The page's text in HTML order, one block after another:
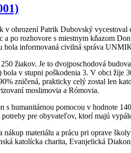
v ohrození Patrik Dubovský
a po rozhovore s miestnym kňazom
bola informovaná civilná správa
žiakov. Je to dvojposchodová
v stupni poškodenia 3. V obci žije
zničená, prakticky celý zostal len
moslimovia a Rómovia.
humanitárnou pomocou v hodnote
pre obyvateľov, ktorí majú
nákup materiálu a prácu pri oprave
katolícka charita, Evanjelická